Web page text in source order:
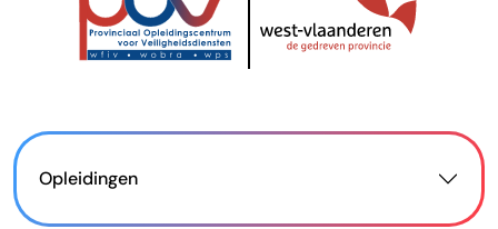
Opleidingen